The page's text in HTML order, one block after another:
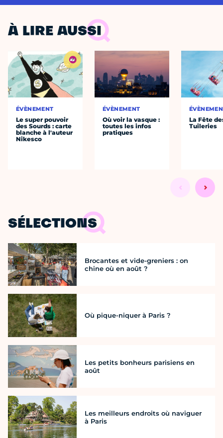
À LIRE AUSSI
ÉVÈNEMENT
Le super pouvoir
des Sourds : carte
blanche à l'auteur
Nikesco
ÉVÈNEMENT
Où voir la vasque :
toutes les infos
pratiques
La Fête
Tuileries
SÉLECTIONS
Brocantes et vide-greniers : on
chine où en août ?
Où pique-niquer à Paris ?
Les petits bonheurs parisiens en
août
Les meilleurs endroits où naviguer
à Paris